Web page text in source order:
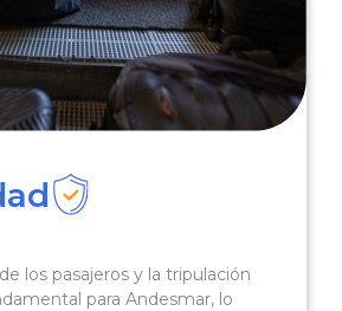
los pasajeros y la tripulación
para Andesmar, lo